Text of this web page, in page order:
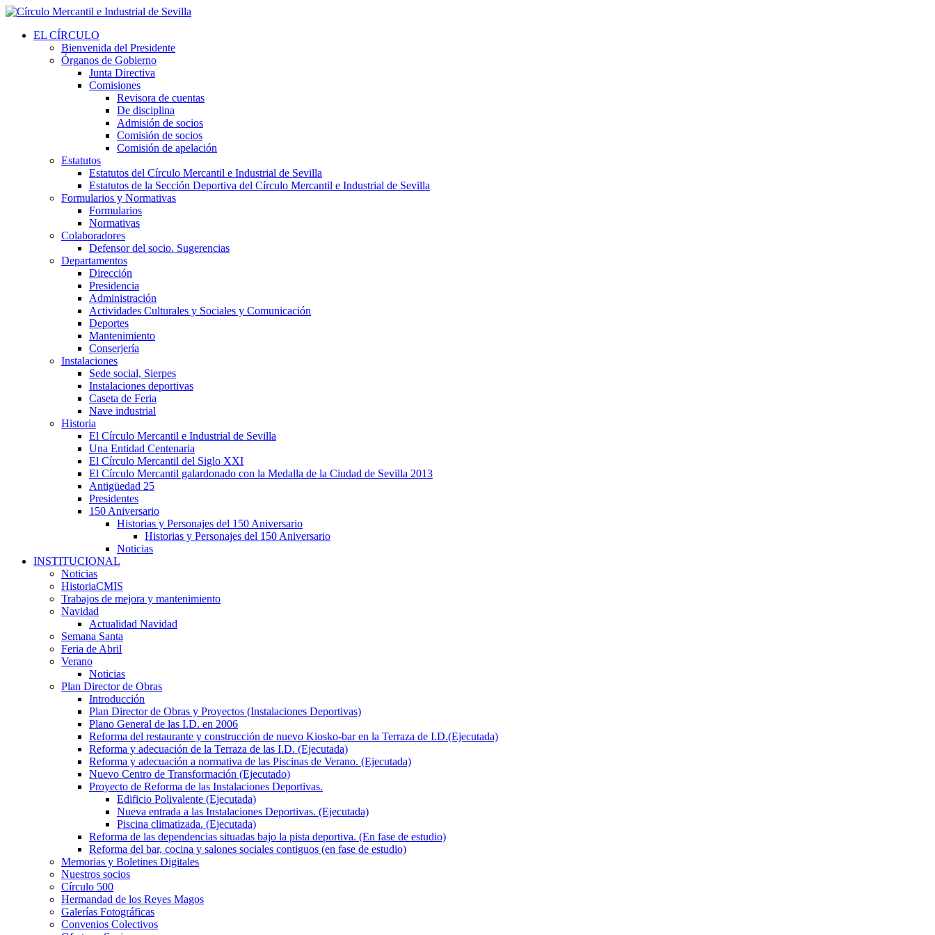
EL CÍRCULO
Bienvenida del Presidente
Órganos de Gobierno
Junta Directiva
Comisiones
Revisora de cuentas
De disciplina
Admisión de socios
Comisión de socios
Comisión de apelación
Estatutos
Estatutos del Círculo Mercantil e Industrial de Sevilla
Estatutos de la Sección Deportiva del Círculo Mercantil e Industrial de Sevilla
Formularios y Normativas
Formularios
Normativas
Colaboradores
Defensor del socio. Sugerencias
Departamentos
Dirección
Presidencia
Administración
Actividades Culturales y Sociales y Comunicación
Deportes
Mantenimiento
Conserjería
Instalaciones
Sede social, Sierpes
Instalaciones deportivas
Caseta de Feria
Nave industrial
Historia
El Círculo Mercantil e Industrial de Sevilla
Una Entidad Centenaria
El Círculo Mercantil del Siglo XXI
El Círculo Mercantil galardonado con la Medalla de la Ciudad de Sevilla 2013
Antigüedad 25
Presidentes
150 Aniversario
Historias y Personajes del 150 Aniversario
Historias y Personajes del 150 Aniversario
Noticias
INSTITUCIONAL
Noticias
HistoriaCMIS
Trabajos de mejora y mantenimiento
Navidad
Actualidad Navidad
Semana Santa
Feria de Abril
Verano
Noticias
Plan Director de Obras
Introducción
Plan Director de Obras y Proyectos (Instalaciones Deportivas)
Plano General de las I.D. en 2006
Reforma del restaurante y construcción de nuevo Kiosko-bar en la Terraza de I.D.(Ejecutada)
Reforma y adecuación de la Terraza de las I.D. (Ejecutada)
Reforma y adecuación a normativa de las Piscinas de Verano. (Ejecutada)
Nuevo Centro de Transformación (Ejecutado)
Proyecto de Reforma de las Instalaciones Deportivas.
Edificio Polivalente (Ejecutada)
Nueva entrada a las Instalaciones Deportivas. (Ejecutada)
Piscina climatizada. (Ejecutada)
Reforma de las dependencias situadas bajo la pista deportiva. (En fase de estudio)
Reforma del bar, cocina y salones sociales contiguos (en fase de estudio)
Memorias y Boletines Digitales
Nuestros socios
Círculo 500
Hermandad de los Reyes Magos
Galerías Fotográficas
Convenios Colectivos